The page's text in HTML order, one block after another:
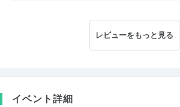
レビューをもっと見る
イベント詳細